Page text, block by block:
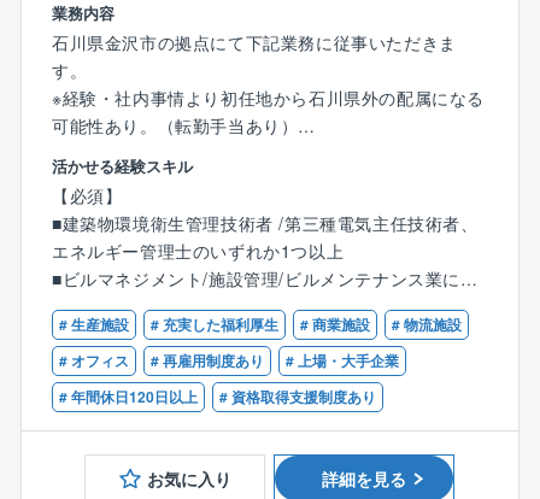
業務内容
石川県金沢市の拠点にて下記業務に従事いただきま
す。
※経験・社内事情より初任地から石川県外の配属になる
可能性あり。（転勤手当あり）
NTTグループや一般企業のオフィスビルなどの建物維
持管理業務/コンサル業務の実施、統括管理や設備管理
業務を担当いただきます。
【具体的には】
■お客様事業を理解し経営課題に関するファシリティ関
連改善提案
■建物・設備に関する投資修繕計画やエネルギーマネジ
メント
■入居テナント対応
■協力会社対応
活かせる経験スキル
【必須】
■建築物環境衛生管理技術者 /第三種電気主任技術者、
エネルギー管理士のいずれか1つ以上
■ビルマネジメント/施設管理/ビルメンテナンス業に従
事し、マネジメント経験のある方
■大規模ビルでのマネジメント経験や設備管理業務の現
場(副)責任者経験を有する方
【歓迎】
■大型施設での所長クラスのご経験
# 生産施設 # 充実した福利厚生 # 商業施設
# 物流施設
# オフィス
# 再雇用制度あり
# 上場・大手企業
# 年間休日120日以上
# 資格取得支援制度あり
お気に入り 詳細を見る